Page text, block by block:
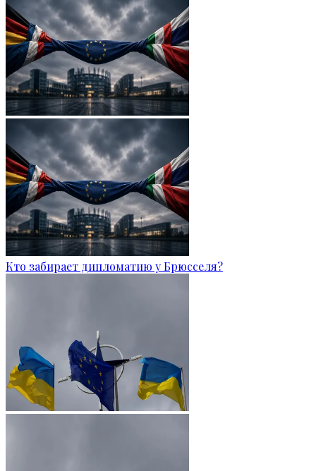
Кто забирает дипломатию у Брюсселя?